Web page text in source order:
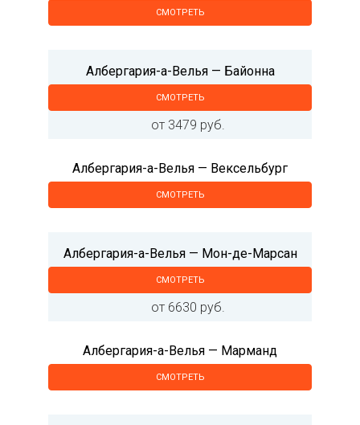
СМОТРЕТЬ
Албергария-а-Велья — Байонна
СМОТРЕТЬ
от 3479 руб.
Албергария-а-Велья — Вексельбург
СМОТРЕТЬ
Албергария-а-Велья — Мон-де-Марсан
СМОТРЕТЬ
от 6630 руб.
Албергария-а-Велья — Марманд
СМОТРЕТЬ